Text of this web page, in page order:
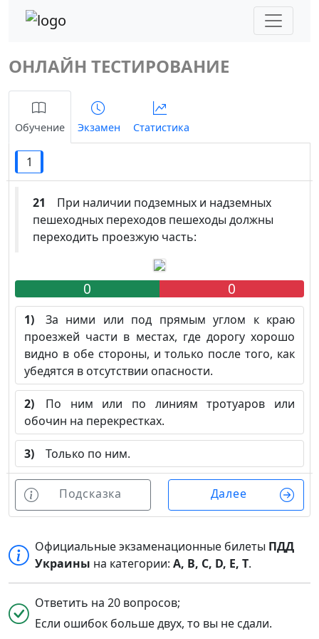
ОНЛАЙН ТЕСТИРОВАНИЕ
Обучение Экзамен Статистика
1
21 При наличии подземных и надземных
пешеходных переходов пешеходы должны
переходить проезжую часть:
0 0
1) За ними или под прямым углом к краю
проезжей части в местах, где дорогу хорошо
видно в обе стороны, и только после того, как
убедятся в отсутствии опасности.
2) По ним или по линиям тротуаров или
обочин на перекрестках.
3) Только по ним.
Подсказка Далее
Официальные экзаменационные билеты ПДД
Украины на категории:A, B, C, D, E, T.
Ответить на 20 вопросов;
Если ошибок больше двух, то вы не сдали.